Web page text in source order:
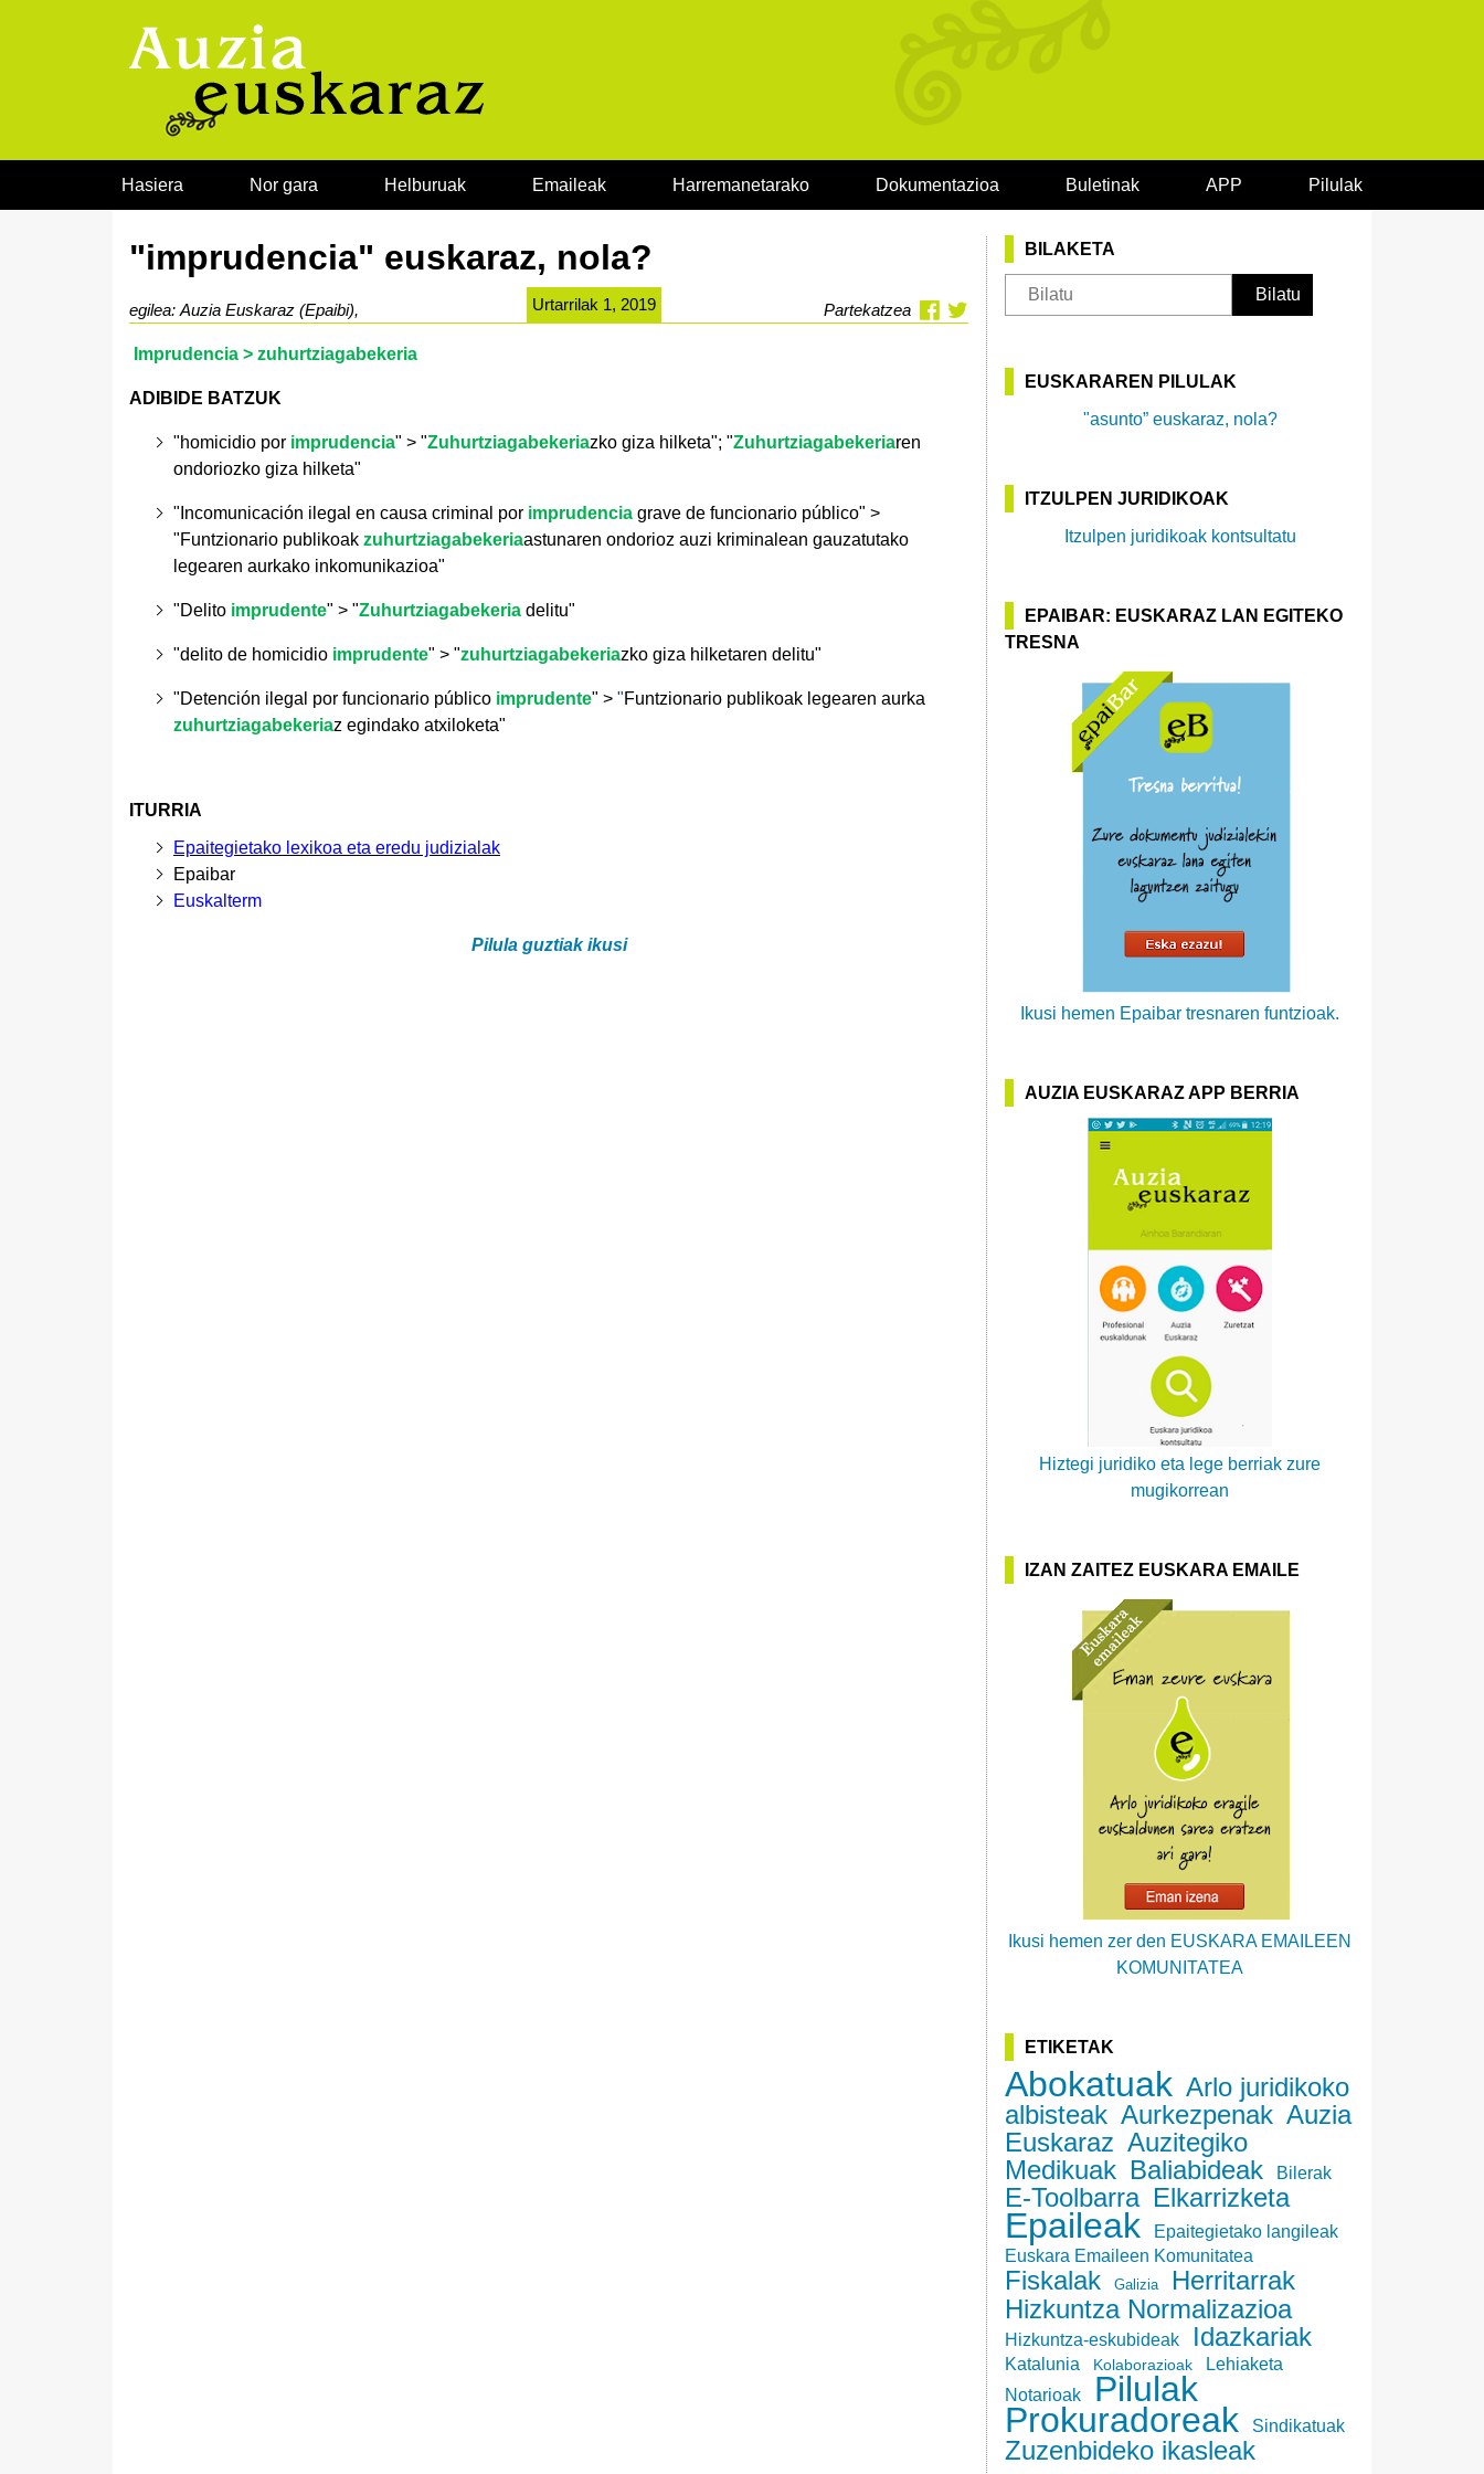
Hasiera Nor gara Helburuak Emaileak Harremanetarako Dokumentazioa Buletinak APP Pilulak
"imprudencia" euskaraz, nola?
egilea: Auzia Euskaraz (Epaibi), Urtarrilak 1, 2019 Partekatzea
Imprudencia > zuhurtziagabekeria
ADIBIDE BATZUK
"homicidio por imprudencia" > "Zuhurtziagabekeriazko giza hilketa"; "Zuhurtziagabekeriaren
ondoriozko giza hilketa"
"Incomunicación ilegal en causa criminal por imprudencia grave de funcionario público" >
"Funtzionario publikoak zuhurtziagabekeriaastunaren ondorioz auzi kriminalean gauzatutako
legearen aurkako inkomunikazioa"
"Delito imprudente" > "Zuhurtziagabekeria delitu"
"delito de homicidio imprudente" > "zuhurtziagabekeriazko giza hilketaren delitu"
"Detención ilegal por funcionario público imprudente" > "Funtzionario publikoak legearen aurka
zuhurtziagabekeriaz egindako atxiloketa"
ITURRIA
Epaitegietako lexikoa eta eredu judizialak
Epaibar
Euskalterm
Pilula guztiak ikusi
BILAKETA
EUSKARAREN PILULAK
"asunto” euskaraz, nola?
ITZULPEN JURIDIKOAK
Itzulpen juridikoak kontsultatu
EPAIBAR: EUSKARAZ LAN EGITEKO
TRESNA
Ikusi hemen Epaibar tresnaren funtzioak.
AUZIA EUSKARAZ APP BERRIA
Hiztegi juridiko eta lege berriak zure
mugikorrean
IZAN ZAITEZ EUSKARA EMAILE
Ikusi hemen zer den EUSKARA EMAILEEN
KOMUNITATEA
ETIKETAK
Abokatuak Arlo juridikoko
albisteak Aurkezpenak Auzia
Euskaraz Auzitegiko
Medikuak Baliabideak Bilerak
E-Toolbarra Elkarrizketa
Epaileak
Epaitegietako langileak
Euskara Emaileen Komunitatea
Fiskalak Galizia
Herritarrak
Hizkuntza Normalizazioa
Hizkuntza-eskubideak Idazkariak
Katalunia Kolaborazioak
Lehiaketa
Notarioak
Pilulak
Prokuradoreak Sindikatuak
Zuzenbideko ikasleak